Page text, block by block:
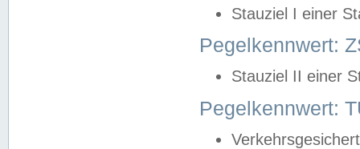
Stauziel I einer
Pegelkennwert:
Stauziel II einer
Pegelkennwert: